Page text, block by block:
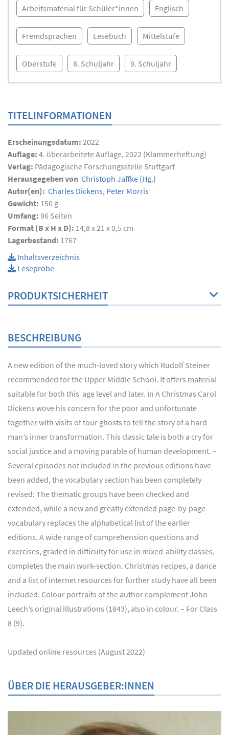
Arbeitsmaterial für Schüler*innen Englisch
Fremdsprachen Lesebuch Mittelstufe
Oberstufe 8. Schuljahr 9. Schuljahr
TITELINFORMATIONEN
Erscheinungsdatum: 2022
Auflage: 4. überarbeitete Auflage, 2022 (Klammerheftung)
Verlag: Pädagogische Forschungsstelle Stuttgart
Herausgegeben von Christoph Jaffke (Hg.)
Autor(en): Charles Dickens, Peter Morris
Gewicht: 150 g
Umfang: 96 Seiten
Format (B x H x D): 14,8 x 21 x 0,5 cm
Lagerbestand: 1767
Inhaltsverzeichnis
Leseprobe
PRODUKTSICHERHEIT
BESCHREIBUNG
A new edition of the much-loved story which Rudolf Steiner
recommended for the Upper Middle School. It offers material
suitable for both this age level and later. In A Christmas Carol
Dickens wove his concern for the poor and unfortunate
together with visits of four ghosts to tell the story of a hard
man’s inner transformation. This classic tale is both a cry for
social justice and a moving parable of human development. –
Several episodes not included in the previous editions have
been added, the vocabulary section has been completely
revised: The thematic groups have been checked and
extended, while a new and greatly extended page-by-page
vocabulary replaces the alphabetical list of the earlier
editions. A wide range of comprehension questions and
exercises, graded in difficulty for use in mixed-ability classes,
completes the main work-section. Christmas recipes, a dance
and a list of internet resources for further study have all been
included. Colour portraits of the author complement John
Leech’s original illustrations (1843), also in colour. – For Class
8 (9).
Updated online resources (August 2022)
ÜBER DIE HERAUSGEBER:INNEN